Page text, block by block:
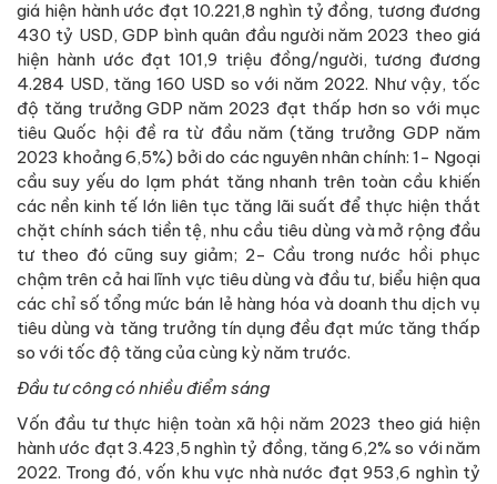
giá hiện hành ước đạt 10.221,8 nghìn tỷ đồng, tương đương
430 tỷ USD, GDP bình quân đầu người năm 2023 theo giá
hiện hành ước đạt 101,9 triệu đồng/người, tương đương
4.284 USD, tăng 160 USD so với năm 2022. Như vậy, tốc
độ tăng trưởng GDP năm 2023 đạt thấp hơn so với mục
tiêu Quốc hội đề ra từ đầu năm (tăng trưởng GDP năm
2023 khoảng 6,5%) bởi do các nguyên nhân chính: 1- Ngoại
cầu suy yếu do lạm phát tăng nhanh trên toàn cầu khiến
các nền kinh tế lớn liên tục tăng lãi suất để thực hiện thắt
chặt chính sách tiền tệ, nhu cầu tiêu dùng và mở rộng đầu
tư theo đó cũng suy giảm; 2- Cầu trong nước hồi phục
chậm trên cả hai lĩnh vực tiêu dùng và đầu tư, biểu hiện qua
các chỉ số tổng mức bán lẻ hàng hóa và doanh thu dịch vụ
tiêu dùng và tăng trưởng tín dụng đều đạt mức tăng thấp
so với tốc độ tăng của cùng kỳ năm trước.
Đầu tư công có nhiều điểm sáng
Vốn đầu tư thực hiện toàn xã hội năm 2023 theo giá hiện
hành ước đạt 3.423,5 nghìn tỷ đồng, tăng 6,2% so với năm
2022. Trong đó, vốn khu vực nhà nước đạt 953,6 nghìn tỷ